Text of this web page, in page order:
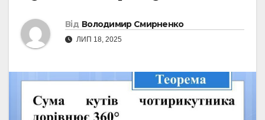
Від Володимир Смирненко
ЛИП 18, 2025